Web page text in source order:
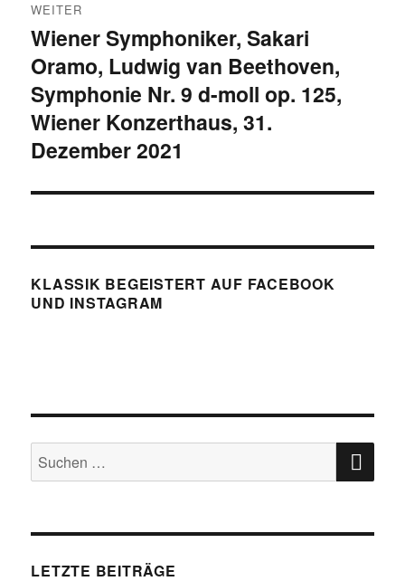
WEITER
Nächster
Beitrag:
Wiener Symphoniker, Sakari
Oramo, Ludwig van Beethoven,
Symphonie Nr. 9 d-moll op. 125,
Wiener Konzerthaus, 31.
Dezember 2021
KLASSIK BEGEISTERT AUF FACEBOOK
UND INSTAGRAM
Suchen
nach:
LETZTE BEITRÄGE